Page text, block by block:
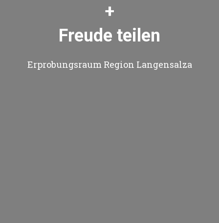
+
Freude teilen
Erprobungsraum Region Langensalza